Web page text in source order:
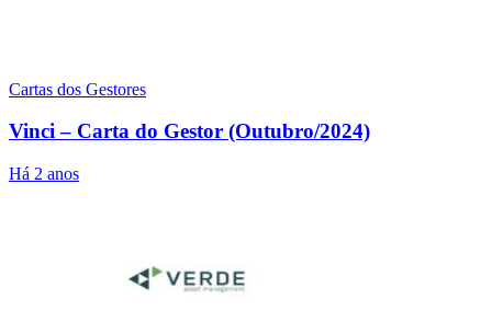
Cartas dos Gestores
Vinci – Carta do Gestor (Outubro/2024)
Há 2 anos